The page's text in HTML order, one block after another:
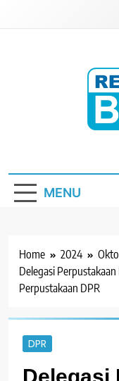
MENU
Home 2024
Delegasi
Perpustakaan DPR
DPR
Delegasi